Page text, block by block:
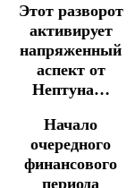
Этот разворот
активирует
напряженный
аспект от
Нептуна…
Начало
очередного
финансового
периода